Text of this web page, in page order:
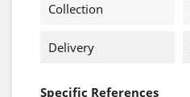
Collection
Delivery
Specific References